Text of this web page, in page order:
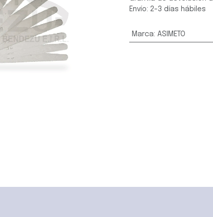
Envío: 2-3 días hábiles
Marca: ASIMETO